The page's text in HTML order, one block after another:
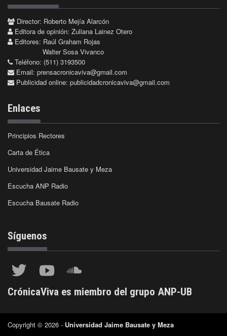
Director: Roberto Mejía Alarcón
Editora de opinión: Zuliana Lainez Otero
Editores: Raúl Graham Rojas
Walter Sosa Vivanco
Teléfono: (511) 3193500
Email: prensacronicaviva@gmail.com
Publicidad online: publicidadcronicaviva@gmail.com
Enlaces
Principios Rectores
Carta de Ética
Universidad Jaime Bausate y Meza
Escucha ANP Radio
Escucha Bausate Radio
Síguenos
CrónicaViva es miembro del grupo ANP-UB
Copyright © 2026 - Universidad Jaime Bausate y Meza